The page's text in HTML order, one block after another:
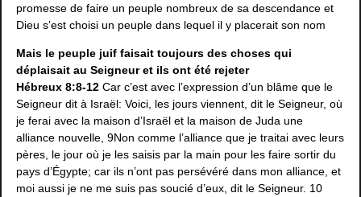
promesse de faire un peuple nombreux de sa descendance et
Dieu s’est choisi un peuple dans lequel il y placerait son nom
Mais le peuple juif faisait toujours des choses qui
déplaisait au Seigneur et ils ont été rejeter
Hébreux 8:8-12 Car c’est avec l’expression d’un blâme que le
Seigneur dit à Israël: Voici, les jours viennent, dit le Seigneur, où
je ferai avec la maison d’Israël et la maison de Juda une
alliance nouvelle, 9Non comme l’alliance que je traitai avec leurs
pères, le jour où je les saisis par la main pour les faire sortir du
pays d’Égypte; car ils n’ont pas persévéré dans mon alliance, et
moi aussi je ne me suis pas soucié d’eux, dit le Seigneur. 10